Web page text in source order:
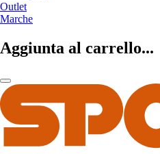
Outlet
Marche
Aggiunta al carrello...